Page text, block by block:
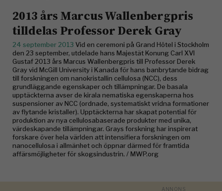
2013 års Marcus Wallenbergpris
tilldelas Professor Derek Gray
24 september 2013 Vid en ceremoni på Grand Hôtel i Stockholm
den 23 september, utdelade hans Majestät Konung Carl XVI
Gustaf 2013 års Marcus Wallenbergpris till Professor Derek
Gray vid McGill University i Kanada för hans banbrytande bidrag
till forskningen om nanokristallin cellulosa (NCC), dess
grundläggande egenskaper och tillämpningar. De basala
upptäckterna avser de kirala nematiska egenskaperna hos
suspensioner av NCC (ordnade, systematiskt vridna formationer
av flytande kristaller). Upptäckterna har skapat potential för
produktion av nya cellulosabaserade produkter med unika,
värdeskapande tillämpningar. Grays forskning har inspirerat
forskare över hela världen att intensifiera forskningen om
nanocellulosa i allmänhet och öppnar därmed för framtida
affärsmöjligheter för skogsindustrin. / MWP.org